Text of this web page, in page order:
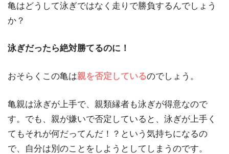
亀はどうして泳ぎではなく走りで勝負するんでしょう
か？
泳ぎだったら絶対勝てるのに！
おそらくこの亀は親を否定しているのでしょう。
亀親は泳ぎが上手で、親類縁者も泳ぎが得意なので
す。でも、親が嫌いで否定していると、泳ぎが上手く
てもそれが何だってんだ！？という気持ちになるの
で、自分は別のことをしようとしてしまうのです。